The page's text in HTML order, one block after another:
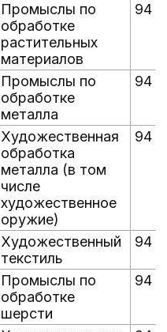
Промыслы по
обработке
растительных
материалов
94
Промыслы по
обработке
металла
94
Художественная
обработка
металла (в том
числе
художественное
оружие)
94
Художественный
текстиль
94
Промыслы по
обработке
шерсти
94